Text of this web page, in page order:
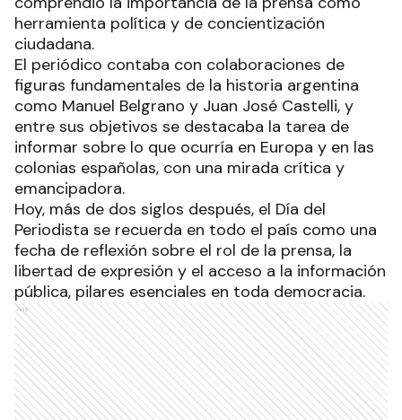
herramienta política y de concientización
ciudadana.
El periódico contaba con colaboraciones de
figuras fundamentales de la historia argentina
como Manuel Belgrano y Juan José Castelli, y
entre sus objetivos se destacaba la tarea de
informar sobre lo que ocurría en Europa y en las
colonias españolas, con una mirada crítica y
emancipadora.
Hoy, más de dos siglos después, el Día del
Periodista se recuerda en todo el país como una
fecha de reflexión sobre el rol de la prensa, la
libertad de expresión y el acceso a la información
pública, pilares esenciales en toda democracia.
Ads